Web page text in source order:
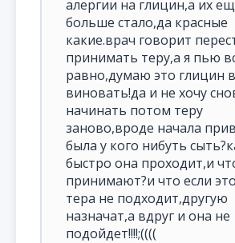
алергии на глицин,а их
больше стало,да красные
какие.врач говорит
принимать теру,а я пью
равно,думаю это глицин
виновать!да и не хочу
начинать потом теру
заново,вроде начала
была у кого нибуть
быстро она проходит,и
принимают?и что если
тера не подходит,другую
назначат,а вдруг и она не
подойдет!!!!;((((